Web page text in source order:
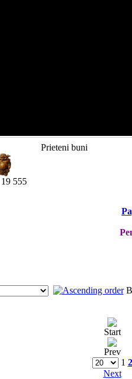
Prieteni buni
19 555
Start
Prev
1 2
Next